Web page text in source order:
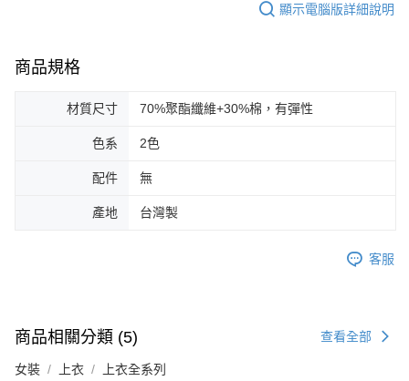
顯示電腦版詳細說明
商品規格
材質尺寸 70%聚酯纖維+30%棉，有彈性
色系 2色
配件 無
產地 台灣製
客服
商品相關分類 (5) 查看全部
女裝 上衣 上衣全系列